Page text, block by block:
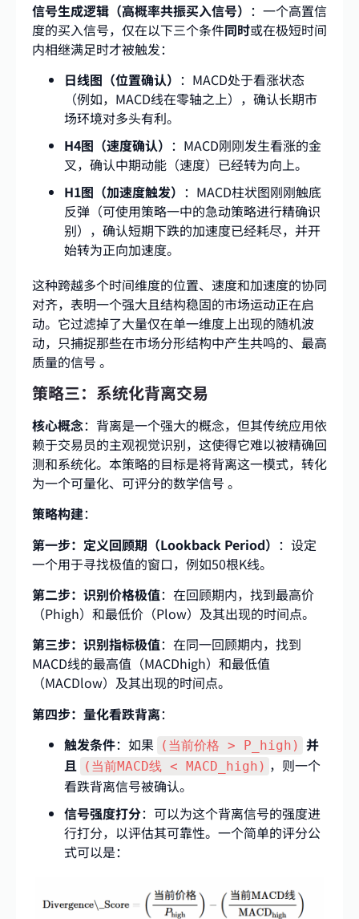
信号生成逻辑（高概率共振买入信号） ：一个高置信
度的买入信号，仅在以下三个条件同时或在极短时间
内相继满足时才被触发：
日线图（位置确认） ：MACD处于看涨状态
（例如，MACD线在零轴之上），确认长期市
场环境对多头有利。
H4图（速度确认） ：MACD刚刚发生看涨的金
叉，确认中期动能（速度）已经转为向上。
H1图（加速度触发） ：MACD柱状图刚刚触底
反弹（可使用策略一中的急动策略进行精确识
别），确认短期下跌的加速度已经耗尽，并开
始转为正向加速度。
这种跨越多个时间维度的位置、速度和加速度的协同
对齐，表明一个强大且结构稳固的市场运动正在启
动。它过滤掉了大量仅在单一维度上出现的随机波
动，只捕捉那些在市场分形结构中产生共鸣的、最高
质量的信号 。
策略三：系统化背离交易
核心概念：背离是一个强大的概念，但其传统应用依
赖于交易员的主观视觉识别，这使得它难以被精确回
测和系统化。本策略的目标是将背离这一模式，转化
为一个可量化、可评分的数学信号 。
策略构建：
第一步：定义回顾期（Lookback Period） ：设定
一个用于寻找极值的窗口，例如50根K线。
第二步：识别价格极值：在回顾期内，找到最高价
（Phigh​）和最低价（Plow​）及其出现的时间点。
第三步：识别指标极值：在同一回顾期内，找到
MACD线的最高值（MACDhigh​）和最低值
（MACDlow​）及其出现的时间点。
第四步：量化看跌背离：
触发条件：如果 (当前价格 > P_high) 并
且 (当前MACD线 < MACD_high) ，则一个
看跌背离信号被确认。
信号强度打分：可以为这个背离信号的强度进
行打分，以评估其可靠性。一个简单的评分公
式可以是：